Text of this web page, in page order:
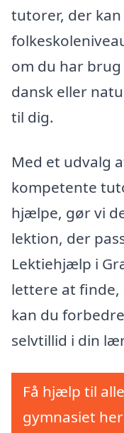
tutorer, der
om du har
dansk eller
til dig.
Med et udvalg
kompetente
hjælpe, gør vi
lektion, der
Lektiehjælp i
lettere at
kan du
selvtillid i din
Få hjælp til
gymnasiet